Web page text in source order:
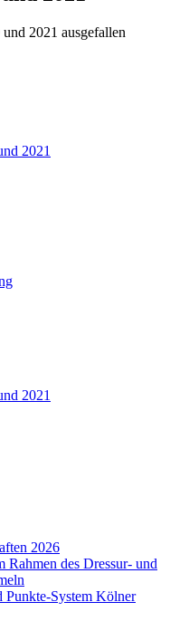
2021 ausgefallen
2021
2021
2026
Rahmen des Dressur- und
Punkte-System Kölner